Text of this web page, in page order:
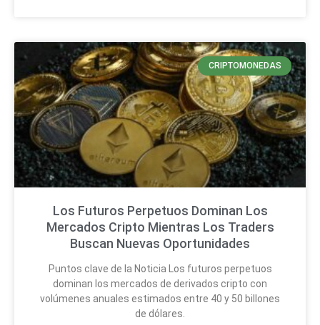
CRIPTOMONEDAS
Los Futuros Perpetuos Dominan Los
Mercados Cripto Mientras Los Traders
Buscan Nuevas Oportunidades
Puntos clave de la Noticia Los futuros perpetuos
dominan los mercados de derivados cripto con
volúmenes anuales estimados entre 40 y 50 billones
de dólares.